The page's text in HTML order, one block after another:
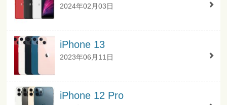
2024年02月03日
iPhone 13
2023年06月11日
iPhone 12 Pro